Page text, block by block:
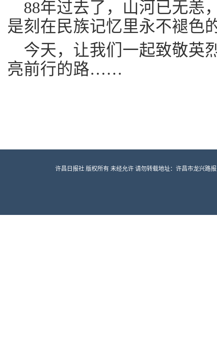
88年过去了，山河已无恙
是刻在民族记忆里永不褪色
今天，让我们一起致敬英
亮前行的路……
许昌日报社 版权所有 未经允许 请勿转载地址：许昌市龙兴路